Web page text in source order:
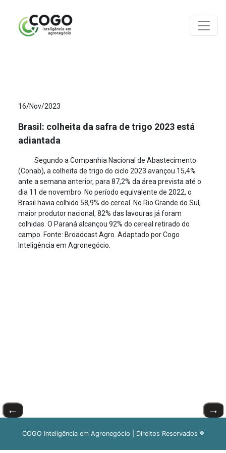
16/Nov/2023
Brasil: colheita da safra de trigo 2023 está
adiantada
Segundo a Companhia Nacional de Abastecimento
(Conab), a colheita de trigo do ciclo 2023 avançou 15,4%
ante a semana anterior, para 87,2% da área prevista até o
dia 11 de novembro. No período equivalente de 2022, o
Brasil havia colhido 58,9% do cereal. No Rio Grande do Sul,
maior produtor nacional, 82% das lavouras já foram
colhidas. O Paraná alcançou 92% do cereal retirado do
campo. Fonte: Broadcast Agro. Adaptado por Cogo
Inteligência em Agronegócio.
← →
COGO Inteligência em Agronegócio | Direitos Reservados ®